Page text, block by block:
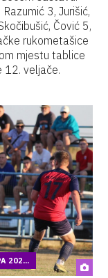
3, Jurišić,
Čović 5,
rukometašice
mjestu tablice
12. veljače.
202...